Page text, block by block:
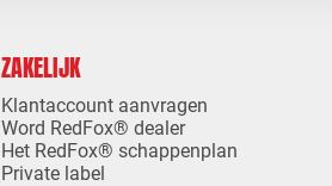
ZAKELIJK
Klantaccount aanvragen
Word RedFox® dealer
Het RedFox® schappenplan
Private label